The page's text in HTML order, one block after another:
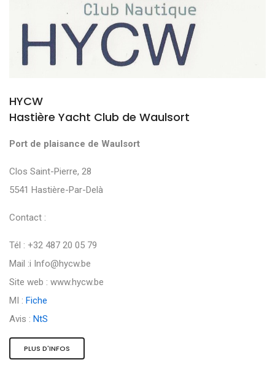
HYCW
Hastière Yacht Club de Waulsort
Port de plaisance de Waulsort
Clos Saint-Pierre, 28
5541 Hastière-Par-Delà
Contact :
Tél : +32 487 20 05 79
Mail :i Info@hycw.be
Site web : www.hycw.be
MI : Fiche
Avis : NtS
PLUS D'INFOS